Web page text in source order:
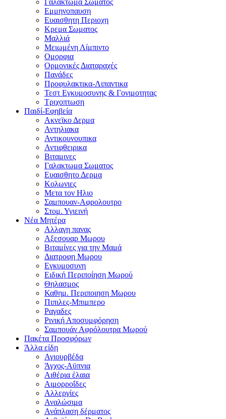
Γαλακτωμα Σωματος
Εμμηνοπαυση
Ευαισθητη Περιοχη
Κρεμα Σωματος
Μαλλιά
Μειωμένη Λίμπιντο
Ομορφια
Ορμονικές Διαταραχές
Πανάδες
Προφυλακτικα-Λιπαντικα
Τεστ Εγκυμοσυνης & Γονιμοτητας
Τριχοπτωση
Παιδί-Εφηβεία
Ακνεϊκο Δερμα
Αντηλιακα
Αντικουνουπικα
Αντιφθειρικα
Βιταμινες
Γαλακτωμα Σωματος
Ευαισθητο Δερμα
Κολωνιες
Μετα τον Ηλιο
Σαμπουαν-Αφρολουτρο
Στομ. Υγιεινή
Νέα Μητέρα
Αλλαγη πανας
Αξεσουαρ Μωρου
Βιταμίνες για την Μαμά
Διατροφη Μωρου
Εγκυμοσυνη
Ειδική Περιποίηση Μωρού
Θηλασμος
Καθημ. Περιποιηση Μωρου
Πιπιλες-Μπιμπερο
Ραγαδες
Ρινική Αποσυμφόρηση
Σαμπουάν Αφρόλουτρα Μωρού
Πακέτα Προσφόρων
Άλλα είδη
Αγιουρβέδα
Άγχος-Αϋπνια
Αιθέρια έλαια
Αιμορροΐδες
Αλλεργίες
Αναλώσιμα
Ανάπλαση δέρματος